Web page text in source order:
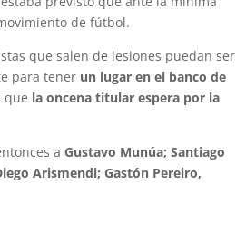
de fútbol.
que salen de lesiones puedan ser
para tener un lugar en el banco de
que la oncena titular espera por la
a Gustavo Munúa; Santiago
Arismendi; Gastón Pereiro,